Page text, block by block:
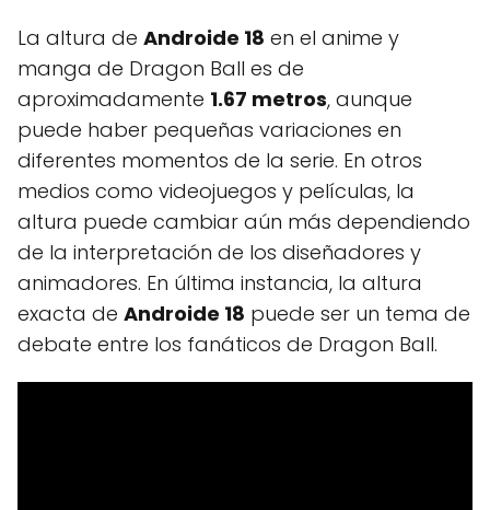
La altura de Androide 18 en el anime y
manga de Dragon Ball es de
aproximadamente 1.67 metros, aunque
puede haber pequeñas variaciones en
diferentes momentos de la serie. En otros
medios como videojuegos y películas, la
altura puede cambiar aún más dependiendo
de la interpretación de los diseñadores y
animadores. En última instancia, la altura
exacta de Androide 18 puede ser un tema de
debate entre los fanáticos de Dragon Ball.